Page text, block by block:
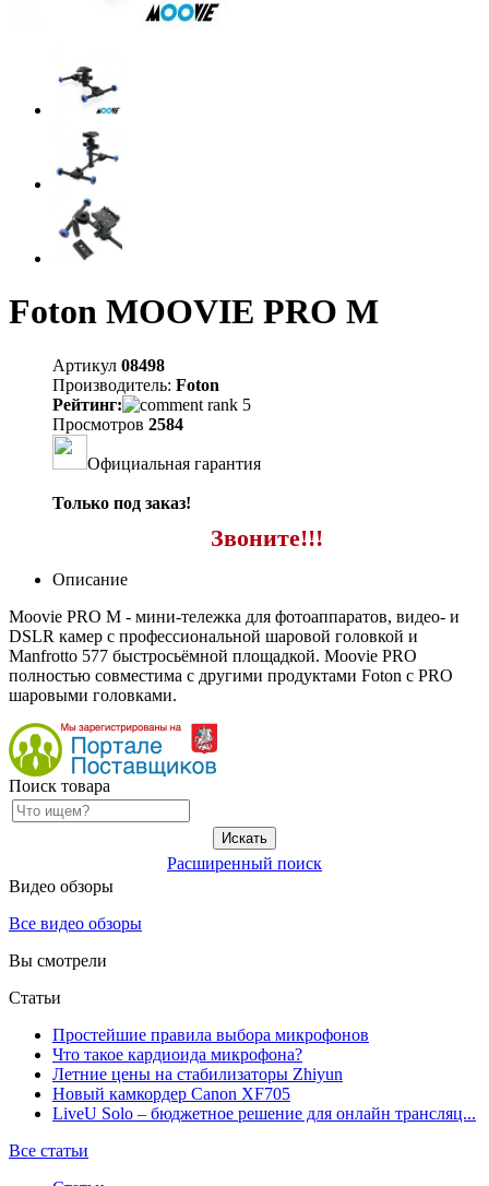
Foton MOOVIE PRO M
Артикул 08498
Производитель: Foton
Рейтинг:
Просмотров 2584
Официальная гарантия
Только под заказ!
Звоните!!!
Описание
Moovie PRO М - мини-тележка для фотоаппаратов, видео- и
DSLR камер c профессиональной шаровой головкой и
Manfrotto 577 быстросьёмной площадкой. Moovie PRO
полностью совместима с другими продуктами Foton с PRO
шаровыми головками.
Поиск товара
Расширенный поиск
Видео обзоры
Все видео обзоры
Вы смотрели
Статьи
Простейшие правила выбора микрофонов
Что такое кардиоида микрофона?
Летние цены на стабилизаторы Zhiyun
Новый камкордер Canon XF705
LiveU Solo – бюджетное решение для онлайн трансляц...
Все статьи